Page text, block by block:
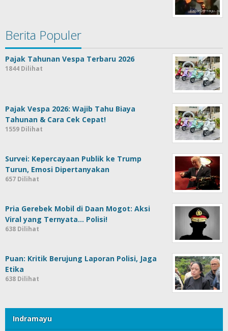
Berita Populer
Pajak Tahunan Vespa Terbaru 2026
1844 Dilihat
Pajak Vespa 2026: Wajib Tahu Biaya
Tahunan & Cara Cek Cepat!
1559 Dilihat
Survei: Kepercayaan Publik ke Trump
Turun, Emosi Dipertanyakan
657 Dilihat
Pria Gerebek Mobil di Daan Mogot: Aksi
Viral yang Ternyata… Polisi!
638 Dilihat
Puan: Kritik Berujung Laporan Polisi, Jaga
Etika
638 Dilihat
Indramayu